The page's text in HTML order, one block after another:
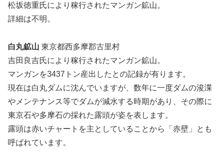
松坂徳重氏により稼行されたマンガン鉱山。
詳細は不明。
白丸鉱山 東京都西多摩郡古里村
吉田良吉氏により稼行されたマンガン鉱山。
マンガンを3437トン産出したとの記録が有ります。
現在は白丸ダムに沈んでいますが、数年に一度ダムの浚渫
やメンテナンス等でダムが減水する時期があり、その際に
東京石や多摩石の採れた露頭が姿を表します。
露頭は赤いチャートを主としていることから「赤壁」とも
呼ばれています。